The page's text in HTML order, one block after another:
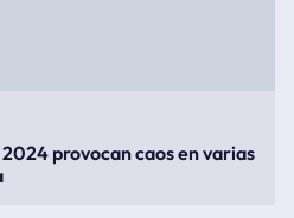
provocan caos en varias